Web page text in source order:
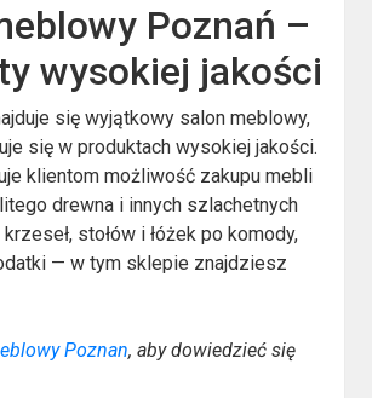
Poznań –
wysokiej jakości
się wyjątkowy salon meblowy,
się w produktach wysokiej jakości.
klientom możliwość zakupu mebli
drewna i innych szlachetnych
krzeseł, stołów i łóżek po komody,
— w tym sklepie znajdziesz
Poznan, aby dowiedzieć się